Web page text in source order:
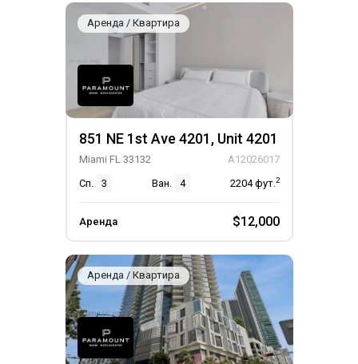
Аренда / Квартира
851 NE 1st Ave 4201, Unit 4201
Miami FL 33132
A12026017
Сп.
3 Ван. 4 2204фут.2
Аренда $12,000
Аренда / Квартира